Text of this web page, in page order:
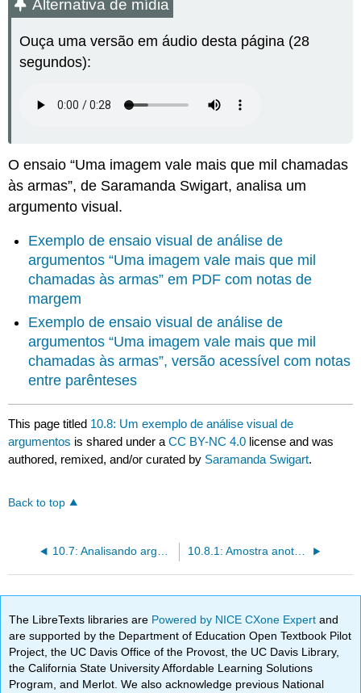
Alternativa de mídia
Ouça uma versão em áudio desta página (28
segundos):
O ensaio “Uma imagem vale mais que mil chamadas
às armas”, de Saramanda Swigart, analisa um
argumento visual.
Exemplo de ensaio visual de análise de
argumentos “Uma imagem vale mais que mil
chamadas às armas” em PDF com notas de
margem
Exemplo de ensaio visual de análise de
argumentos “Uma imagem vale mais que mil
chamadas às armas”, versão acessível com notas
entre parênteses
This page titled 10.8: Um exemplo de análise visual de
argumentos is shared under aCC BY-NC 4.0 license and was
authored, remixed, and/or curated by Saramanda Swigart.
Back to top
10.7: Analisando argumentos visuais 10.8.1: Amostra anotada de análise visual de argumentos
The LibreTexts libraries are Powered by NICE CXone Expertand
are supported by the Department of Education Open Textbook Pilot
Project, the UC Davis Office of the Provost, the UC Davis Library,
the California State University Affordable Learning Solutions
Program, and Merlot. We also acknowledge previous National